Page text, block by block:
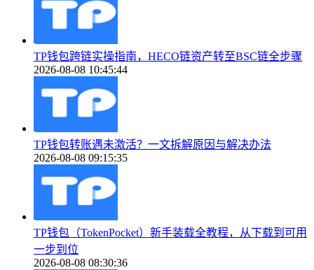
TP钱包跨链实操指南，HECO链资产转至BSC链全步骤
2026-08-08 10:45:44
TP钱包转账遇未激活？一文拆解原因与解决办法
2026-08-08 09:15:35
TP钱包（TokenPocket）新手装载全教程，从下载到可用
一步到位
2026-08-08 08:30:36